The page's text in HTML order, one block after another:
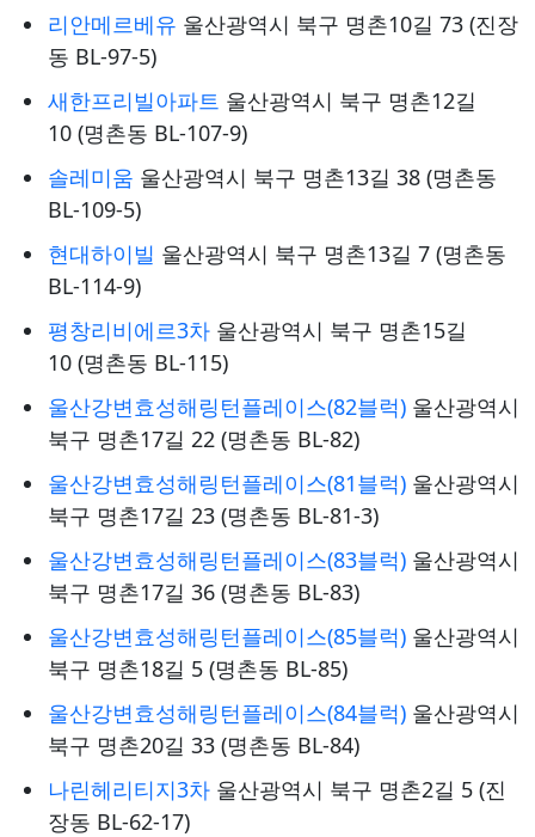
리안메르베유 울산광역시 북구 명촌10길 73 (진장
동 BL-97-5)
새한프리빌아파트 울산광역시 북구 명촌12길
10 (명촌동 BL-107-9)
솔레미움 울산광역시 북구 명촌13길 38 (명촌동
BL-109-5)
현대하이빌 울산광역시 북구 명촌13길 7 (명촌동
BL-114-9)
평창리비에르3차 울산광역시 북구 명촌15길
10 (명촌동 BL-115)
울산강변효성해링턴플레이스(82블럭) 울산광역시
북구 명촌17길 22 (명촌동 BL-82)
울산강변효성해링턴플레이스(81블럭) 울산광역시
북구 명촌17길 23 (명촌동 BL-81-3)
울산강변효성해링턴플레이스(83블럭) 울산광역시
북구 명촌17길 36 (명촌동 BL-83)
울산강변효성해링턴플레이스(85블럭) 울산광역시
북구 명촌18길 5 (명촌동 BL-85)
울산강변효성해링턴플레이스(84블럭) 울산광역시
북구 명촌20길 33 (명촌동 BL-84)
나린헤리티지3차 울산광역시 북구 명촌2길 5 (진
장동 BL-62-17)